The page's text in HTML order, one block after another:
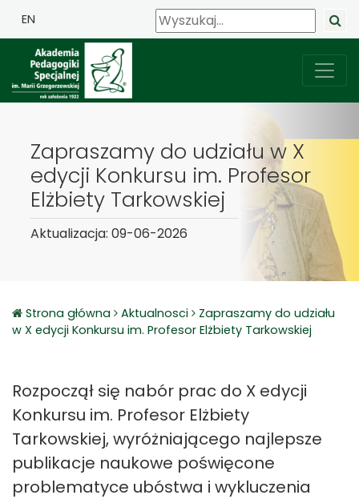
EN
Zapraszamy do udziału w X
edycji Konkursu im. Profesor
Elżbiety Tarkowskiej
Aktualizacja: 09-06-2026
Strona główna Aktualnosci
Zapraszamy do udziału
w X edycji Konkursu im. Profesor Elżbiety Tarkowskiej
Rozpoczął się nabór prac do X edycji
Konkursu im. Profesor Elżbiety
Tarkowskiej, wyróżniającego najlepsze
publikacje naukowe poświęcone
problematyce ubóstwa i wykluczenia